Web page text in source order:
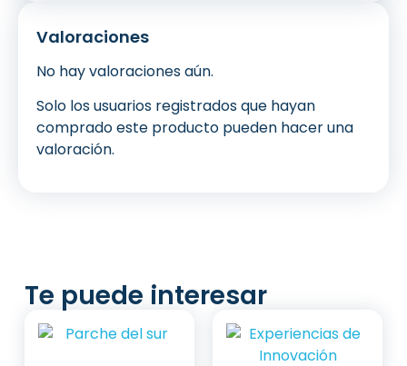
Valoraciones
No hay valoraciones aún.
Solo los usuarios registrados que hayan
comprado este producto pueden hacer una
valoración.
Te puede interesar